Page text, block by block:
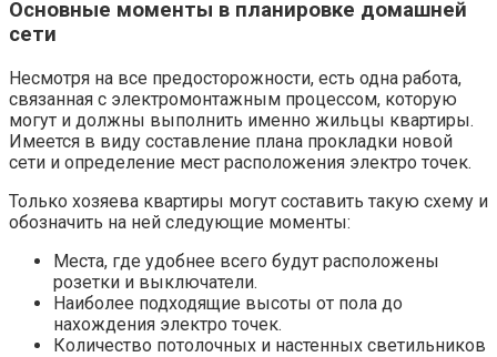
Основные моменты в планировке домашней
сети
Несмотря на все предосторожности, есть одна работа,
связанная с электромонтажным процессом, которую
могут и должны выполнить именно жильцы квартиры.
Имеется в виду составление плана прокладки новой
сети и определение мест расположения электро точек.
Только хозяева квартиры могут составить такую схему и
обозначить на ней следующие моменты:
Места, где удобнее всего будут расположены
розетки и выключатели.
Наиболее подходящие высоты от пола до
нахождения электро точек.
Количество потолочных и настенных светильников